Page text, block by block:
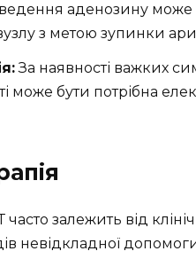
аденозину може
з метою зупинки
За наявності важких
може бути потрібна
залежить від
невідкладної